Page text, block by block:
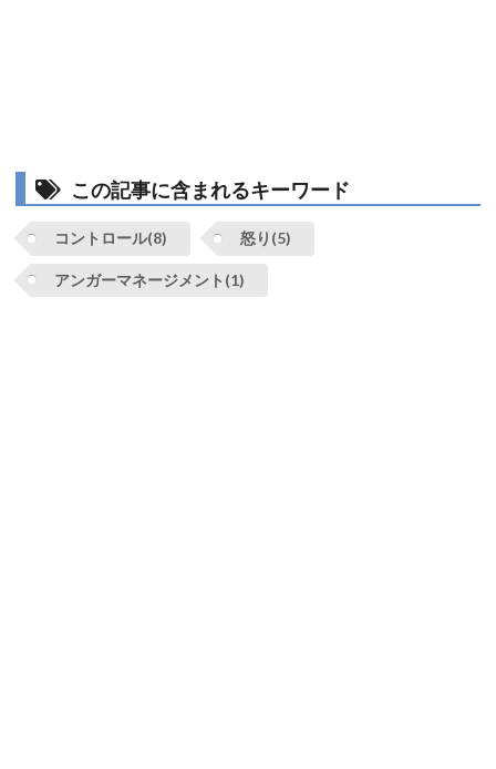
この記事に含まれるキーワード
コントロール(8) 怒り(5)
アンガーマネージメント(1)